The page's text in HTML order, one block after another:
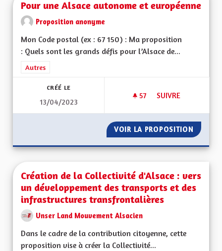
Pour une Alsace autonome et européenne
Proposition anonyme
Mon Code postal (ex : 67 150) : Ma proposition
: Quels sont les grands défis pour l’Alsace de...
Filtrer les résultats de la catégorie : Autres
Autres
CRÉÉ LE
13/04/2023
57 57 ABONNÉS
SUIVRE
VOIR LA PROPOSITION POUR
Création de la Collectivité d'Alsace : vers
un développement des transports et des
infrastructures transfrontalières
Unser Land Mouvement Alsacien
Dans le cadre de la contribution citoyenne, cette
proposition vise à créer la Collectivité...